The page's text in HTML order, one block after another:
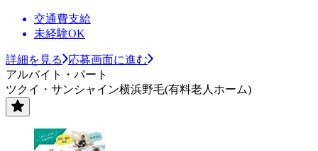
交通費支給
未経験OK
詳細を見る
応募画面に進む
アルバイト・パート
ツクイ・サンシャイン横浜野毛(有料老人ホーム)